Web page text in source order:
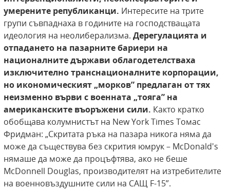
умерените републиканци. Интересите на трите
групи съвпаднаха в годините на господстващата
идеология на неолиберализма. Дерегулацията и
отпадането на пазарните бариери на
националните държави облагодетелстваха
изключително транснационалните корпорации,
но икономическият „морков” предлаган от тях
неизменно върви с военната „тояга” на
американските въоръжени сили. Както кратко
обобщава колумнистът на New York Times Томас
Фридман: „Скритата ръка на пазара никога няма да
може да съществува без скрития юмрук – McDonald's
нямаше да може да процъфтява, ако не беше
McDonnell Douglas, производителят на изтребителите
на военновъздушните сили на САЩ F-15”.